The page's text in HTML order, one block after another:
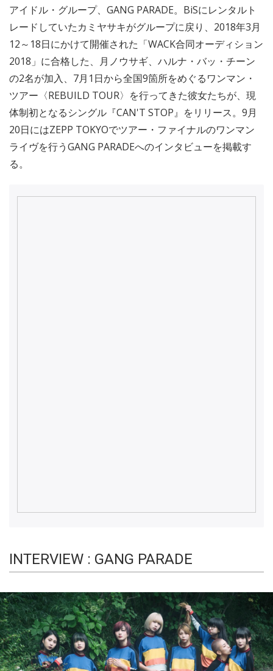
アイドル・グループ、GANG PARADE。BiSにレンタルト
レードしていたカミヤサキがグループに戻り、2018年3月
12～18日にかけて開催された「WACK合同オーディション
2018」に合格した、月ノウサギ、ハルナ・バッ・チーン
の2名が加入、7月1日から全国9箇所をめぐるワンマン・
ツアー〈REBUILD TOUR〉を行ってきた彼女たちが、現
体制初となるシングル『CAN'T STOP』をリリース。9月
20日にはZEPP TOKYOでツアー・ファイナルのワンマン
ライヴを行うGANG PARADEへのインタビューを掲載す
る。
INTERVIEW : GANG PARADE